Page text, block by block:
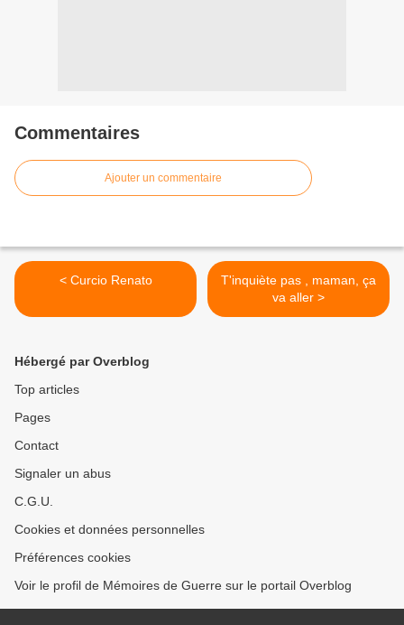
Commentaires
Ajouter un commentaire
< Curcio Renato
T'inquiète pas , maman, ça
va aller >
Hébergé par Overblog
Top articles
Pages
Contact
Signaler un abus
C.G.U.
Cookies et données personnelles
Préférences cookies
Voir le profil de Mémoires de Guerre sur le portail Overblog